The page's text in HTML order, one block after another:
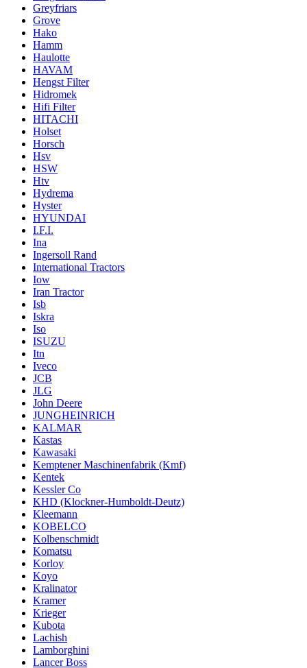
Greyfriars
Grove
Hako
Hamm
Haulotte
HAVAM
Hengst Filter
Hidromek
Hifi Filter
HITACHI
Holset
Horsch
Hsv
HSW
Htv
Hydrema
Hyster
HYUNDAI
I.F.I.
Ina
Ingersoll Rand
International Tractors
Iow
Iran Tractor
Isb
Iskra
Iso
ISUZU
Itn
Iveco
JCB
JLG
John Deere
JUNGHEINRICH
KALMAR
Kastas
Kawasaki
Kemptener Maschinenfabrik (Kmf)
Kentek
Kessler Co
KHD (Klockner-Humboldt-Deutz)
Kleemann
KOBELCO
Kolbenschmidt
Komatsu
Korloy
Koyo
Kralinator
Kramer
Krieger
Kubota
Lachish
Lamborghini
Lancer Boss